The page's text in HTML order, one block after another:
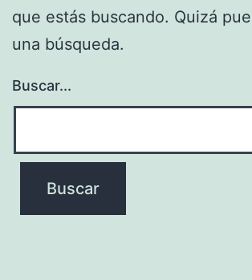
que estás buscando. Quizá
una búsqueda.
Buscar...